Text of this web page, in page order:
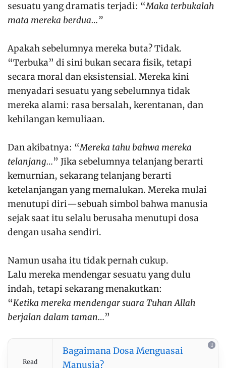
sesuatu yang dramatis terjadi: “Maka terbukalah
mata mereka berdua…”
Apakah sebelumnya mereka buta? Tidak.
“Terbuka” di sini bukan secara fisik, tetapi
secara moral dan eksistensial. Mereka kini
menyadari sesuatu yang sebelumnya tidak
mereka alami: rasa bersalah, kerentanan, dan
kehilangan kemuliaan.
Dan akibatnya: “Mereka tahu bahwa mereka
telanjang…” Jika sebelumnya telanjang berarti
kemurnian, sekarang telanjang berarti
ketelanjangan yang memalukan. Mereka mulai
menutupi diri—sebuah simbol bahwa manusia
sejak saat itu selalu berusaha menutupi dosa
dengan usaha sendiri.
Namun usaha itu tidak pernah cukup.
Lalu mereka mendengar sesuatu yang dulu
indah, tetapi sekarang menakutkan:
“Ketika mereka mendengar suara Tuhan Allah
berjalan dalam taman…”
Read
Bagaimana Dosa Menguasai
Manusia?